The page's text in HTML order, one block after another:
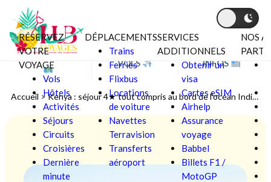
Aller au contenu
RÉSERVEZ
VOTRE
VOYAGE
Vols
Hôtels
Activités
Séjours
Circuits
Croisières
Dernière
minute
DÉPLACEMENTS
Trains
Ferries
Flixbus
Locations
de voiture
Navettes
Terravision
Transferts
aéroport
SERVICES
ADDITIONNELS
Obtenir un
visa
Cartes eSIM
Airhelp
Assurance
voyage
Babbel
Billets F1 /
MotoGP
NOS
BONS PLANS
VOLS INFOS
Accueil >Kenya : séjour 4★ tout compris au bord de l’océan Indien